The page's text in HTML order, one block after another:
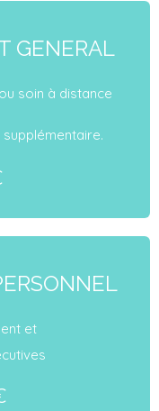
GENERAL
soin à distance
et